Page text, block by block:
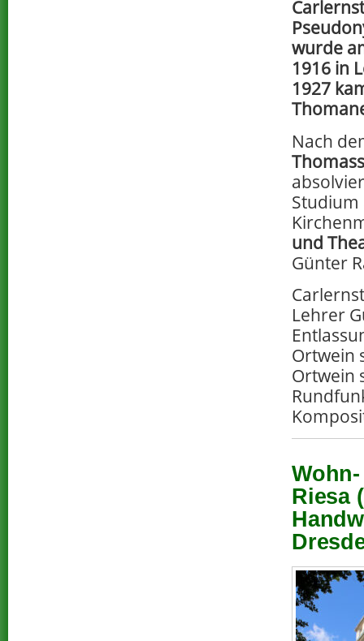
wurde
1916 in
1927
Nach
Studium
und
Günter
Lehrer
Ortwein
Ortwein
Riesa